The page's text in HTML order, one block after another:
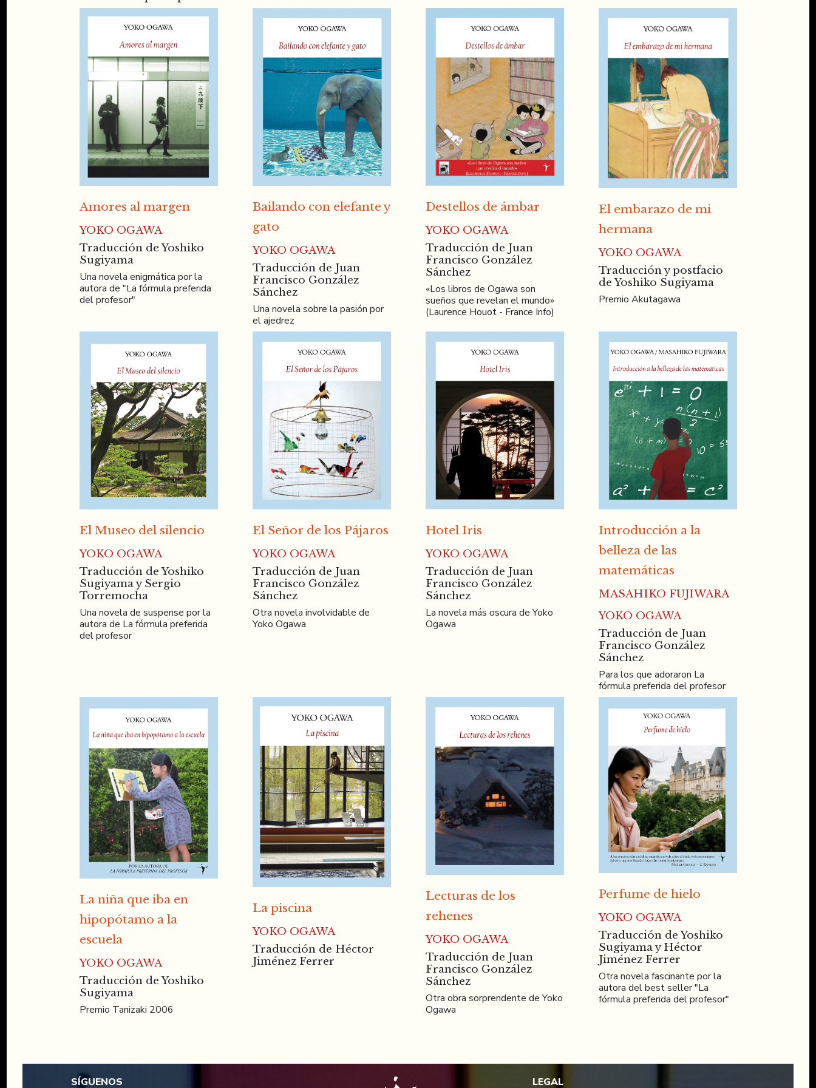
Amores al margen
YOKO OGAWA
Traducción de Yoshiko
Sugiyama
Una novela enigmática por la
autora de "La fórmula preferida
del profesor"
Bailando con elefante y
gato
YOKO OGAWA
Traducción de Juan
Francisco González
Sánchez
Una novela sobre la pasión por
el ajedrez
Destellos de ámbar
YOKO OGAWA
Traducción de Juan
Francisco González
Sánchez
«Los libros de Ogawa son
sueños que revelan el mundo»
(Laurence Houot - France Info)
El embarazo de mi
hermana
YOKO OGAWA
Traducción y postfacio
de Yoshiko Sugiyama
Premio Akutagawa
El Museo del silencio
YOKO OGAWA
Traducción de Yoshiko
Sugiyama y Sergio
Torremocha
Una novela de suspense por la
autora de La fórmula preferida
del profesor
El Señor de los Pájaros
YOKO OGAWA
Traducción de Juan
Francisco González
Sánchez
Otra novela involvidable de
Yoko Ogawa
Hotel Iris
YOKO OGAWA
Traducción de Juan
Francisco González
Sánchez
La novela más oscura de Yoko
Ogawa
Introducción a la
belleza de las
matemáticas
MASAHIKO FUJIWARA
YOKO OGAWA
Traducción de Juan
Francisco González
Sánchez
Para los que adoraron La
fórmula preferida del profesor
La niña que iba en
hipopótamo a la
escuela
YOKO OGAWA
Traducción de Yoshiko
Sugiyama
Premio Tanizaki 2006
La piscina
YOKO OGAWA
Traducción de Héctor
Jiménez Ferrer
Lecturas de los
rehenes
YOKO OGAWA
Traducción de Juan
Francisco González
Sánchez
Otra obra sorprendente de Yoko
Ogawa
Perfume de hielo
YOKO OGAWA
Traducción de Yoshiko
Sugiyama y Héctor
Jiménez Ferrer
Otra novela fascinante por la
autora del best seller "La
fórmula preferida del profesor"
SÍGUENOS LEGAL